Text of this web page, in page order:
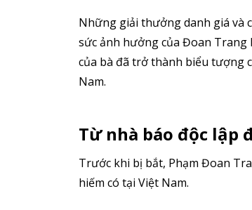
Những giải thưởng danh giá và
sức ảnh hưởng của Đoan
của bà đã trở thành biểu tượng
Nam.
Từ nhà báo độc lập
Trước khi bị bắt, Phạm Đoan
hiếm có tại Việt Nam.